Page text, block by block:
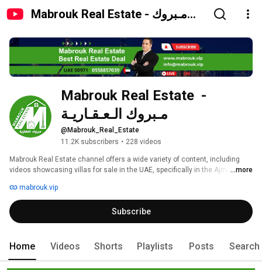
Mabrouk Real Estate - مـبروك
Mabrouk Real Estate  -
مـبروك الـعـقـاريـة
@Mabrouk_Real_Estate
11.2K subscribers • 228 videos
Mabrouk Real Estate channel offers a wide variety of content, including
videos showcasing villas for sale in the UAE, specifically in the Ajman
Rawda, Al Tallah, Al Mowaihat, Al Yasmine, Al Zahiyah, Al Aliyah, Al
Hamidiyah, Al Raqib, Al Rashidiya, and Al Zora, as well as the Al Nakheel
district. In addition, the channel also highlights villas for sale in other
areas such as Dubai, Sharjah, Umm Al Quwain, Ras Al Khaimah, Fujairah,
...more
mabrouk.vip
Subscribe
Home Videos Shorts Playlists Posts Search